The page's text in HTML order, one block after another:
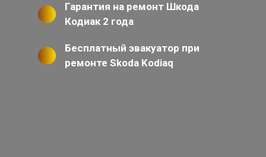
Гарантия на ремонт Шкода
Кодиак 2 года
Бесплатный эвакуатор при
ремонте Skoda Kodiaq